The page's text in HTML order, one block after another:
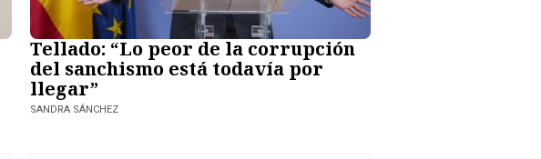
Tellado: “Lo peor de la corrupción
del sanchismo está todavía por
llegar”
SANDRA SÁNCHEZ